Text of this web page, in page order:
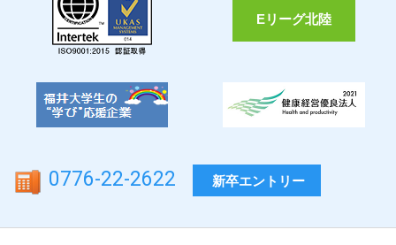
Eリーグ北陸
0776-22-2622 新卒エントリー